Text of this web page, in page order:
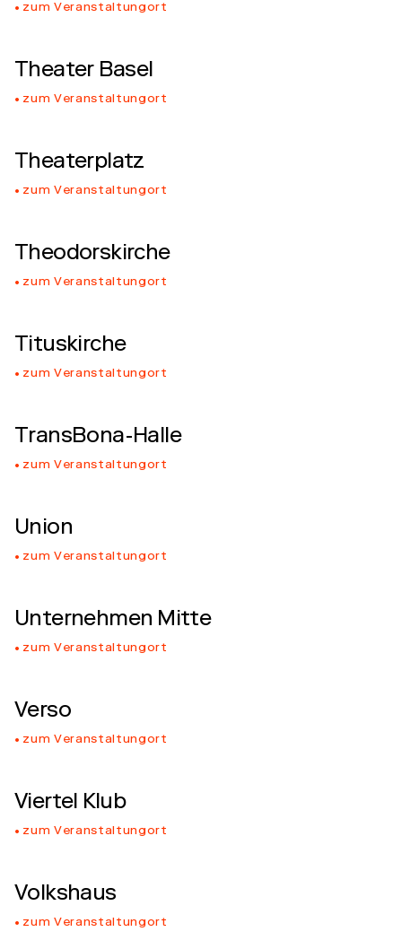
zum Veranstaltungort
Theater Basel
zum Veranstaltungort
Theaterplatz
zum Veranstaltungort
Theodorskirche
zum Veranstaltungort
Tituskirche
zum Veranstaltungort
TransBona-Halle
zum Veranstaltungort
Union
zum Veranstaltungort
Unternehmen Mitte
zum Veranstaltungort
Verso
zum Veranstaltungort
Viertel Klub
zum Veranstaltungort
Volkshaus
zum Veranstaltungort